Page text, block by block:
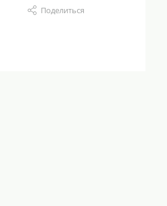
Поделиться